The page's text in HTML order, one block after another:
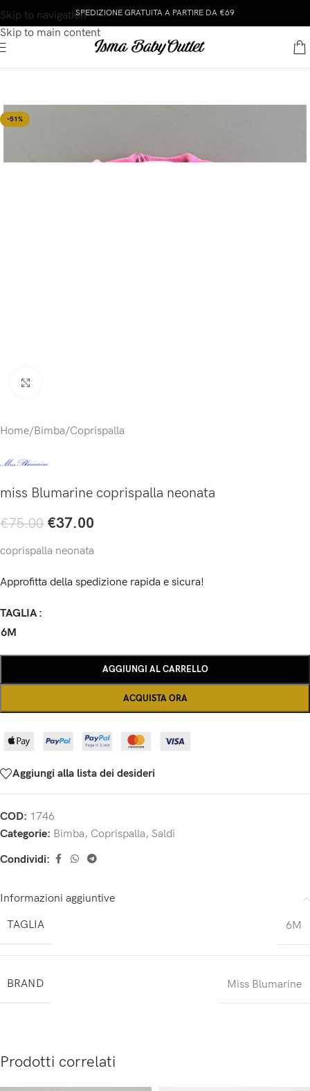
Skip to navigation
Skip to main content
SPEDIZIONE GRATUITA A PARTIRE DA €69
-51%
Home/Bimba/Coprispalla
miss Blumarine coprispalla neonata
€75.00 €37.00
coprispalla neonata
Approfitta della spedizione rapida e sicura!
TAGLIA
6M
AGGIUNGI AL CARRELLO
ACQUISTA ORA
Aggiungi alla lista dei desideri
COD: 1746
Categorie: Bimba, Coprispalla, Saldi
Condividi:
Informazioni aggiuntive
TAGLIA
6M
BRAND Miss Blumarine
Prodotti correlati